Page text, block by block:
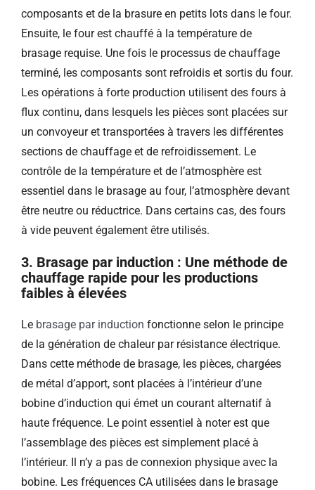
composants et de la brasure en petits lots dans le four.
Ensuite, le four est chauffé à la température de
brasage requise. Une fois le processus de chauffage
terminé, les composants sont refroidis et sortis du four.
Les opérations à forte production utilisent des fours à
flux continu, dans lesquels les pièces sont placées sur
un convoyeur et transportées à travers les différentes
sections de chauffage et de refroidissement. Le
contrôle de la température et de l’atmosphère est
essentiel dans le brasage au four, l’atmosphère devant
être neutre ou réductrice. Dans certains cas, des fours
à vide peuvent également être utilisés.
3. Brasage par induction : Une méthode de
chauffage rapide pour les productions
faibles à élevées
Le brasage par induction fonctionne selon le principe
de la génération de chaleur par résistance électrique.
Dans cette méthode de brasage, les pièces, chargées
de métal d’apport, sont placées à l’intérieur d’une
bobine d’induction qui émet un courant alternatif à
haute fréquence. Le point essentiel à noter est que
l’assemblage des pièces est simplement placé à
l’intérieur. Il n’y a pas de connexion physique avec la
bobine. Les fréquences CA utilisées dans le brasage